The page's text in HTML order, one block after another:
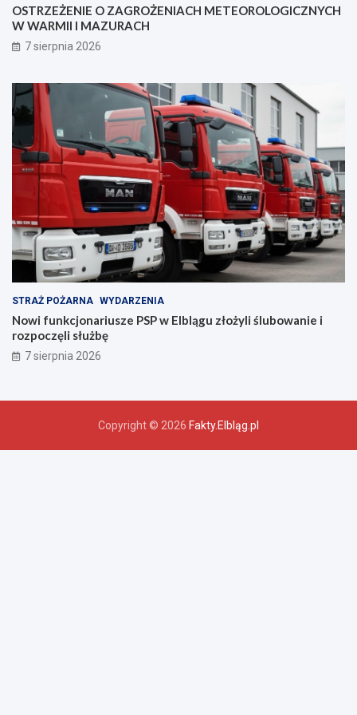
e
z
p
i
c
z
e
ń
s
t
w
z
a
n
i
OSTRZEŻENIE O ZAGROŻENIACH METEOROLOGICZNYCH
W WARMII I MAZURACH
7 sierpnia 2026
STRAŻ POŻARNA WYDARZENIA
Nowi funkcjonariusze PSP w Elblągu złożyli ślubowanie i
rozpoczęli służbę
7 sierpnia 2026
Copyright © 2026 Fakty.Elbląg.pl